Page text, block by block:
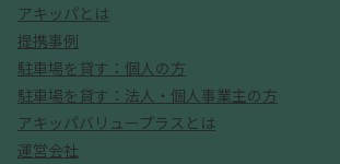
アキッパとは
提携事例
駐車場を貸す：個人の方
駐車場を貸す：法人・個人事業主の方
アキッパバリュープラスとは
運営会社